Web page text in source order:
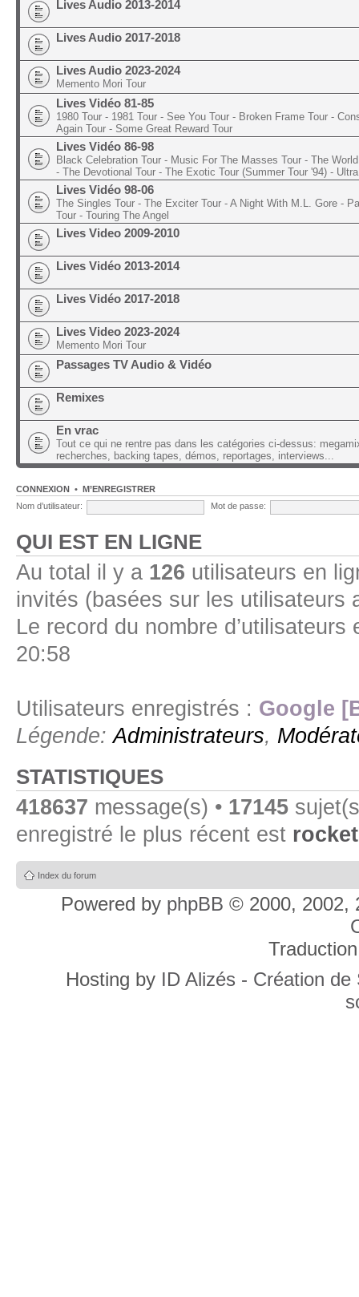
Lives Audio 2013-2014
Lives Audio 2017-2018
Lives Audio 2023-2024
Memento Mori Tour
Lives Vidéo 81-85
1980 Tour - 1981 Tour - See You Tour - Broken Frame Tour -
Again Tour - Some Great Reward Tour
Lives Vidéo 86-98
Black Celebration Tour - Music For The Masses Tour - The
- The Devotional Tour - The Exotic Tour (Summer Tour '94) -
Lives Vidéo 98-06
The Singles Tour - The Exciter Tour - A Night With M.L. Gore -
Tour - Touring The Angel
Lives Video 2009-2010
Lives Vidéo 2013-2014
Lives Vidéo 2017-2018
Lives Video 2023-2024
Memento Mori Tour
Passages TV Audio & Vidéo
Remixes
En vrac
Tout ce qui ne rentre pas dans les catégories ci-dessus:
recherches, backing tapes, démos, reportages, interviews...
CONNEXION • M’ENREGISTRER
Nom d’utilisateur:
Mot de passe:
QUI EST EN LIGNE
Au total il y a 126 utilisateurs en
invités (basées sur les utilisateurs
Le record du nombre
20:58
Utilisateurs enregistrés : Google
Légende:Administrateurs,
STATISTIQUES
418637 message(s) • 17145
enregistré le plus récent est
Index du forum
Powered by phpBB © 2000, 2002,
Hosting by ID Alizés - Création